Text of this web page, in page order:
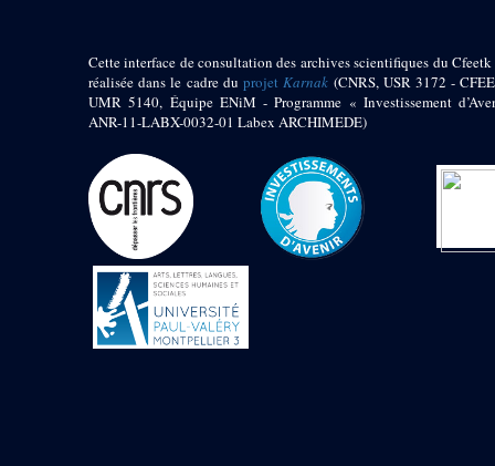
Cette interface de consultation des archives scientifiques du Cfeetk
réalisée dans le cadre duprojet Karnak (CNRS, USR 3172 -
UMR 5140, Équipe ENiM - Programme « Investissement
ANR-11-LABX-0032-01 Labex ARCHIMEDE)